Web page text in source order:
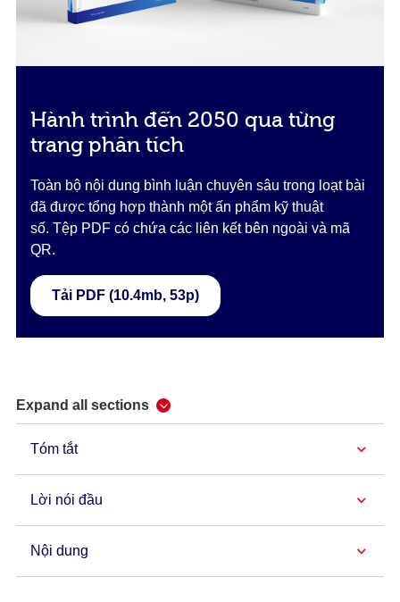
Hành trình đến 2050 qua từng
trang phân tích
Toàn bộ nội dung bình luận chuyên sâu trong loạt bài
đã được tổng hợp thành một ấn phẩm kỹ thuật
số. Tệp PDF có chứa các liên kết bên ngoài và mã
QR.
Tải PDF (10.4mb, 53p)
Expand all sections
Tóm tắt
Lời nói đầu
Nội dung